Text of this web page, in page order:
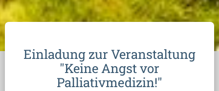
Einladung zur Veranstaltung
"Keine Angst vor
Palliativmedizin!"